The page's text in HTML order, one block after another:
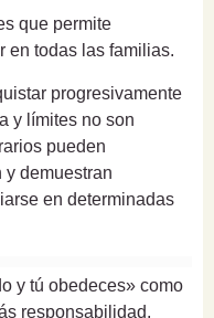
que permite
en todas las familias.
progresivamente
y límites no son
pueden
demuestran
en determinadas
y tú obedeces» como
responsabilidad,